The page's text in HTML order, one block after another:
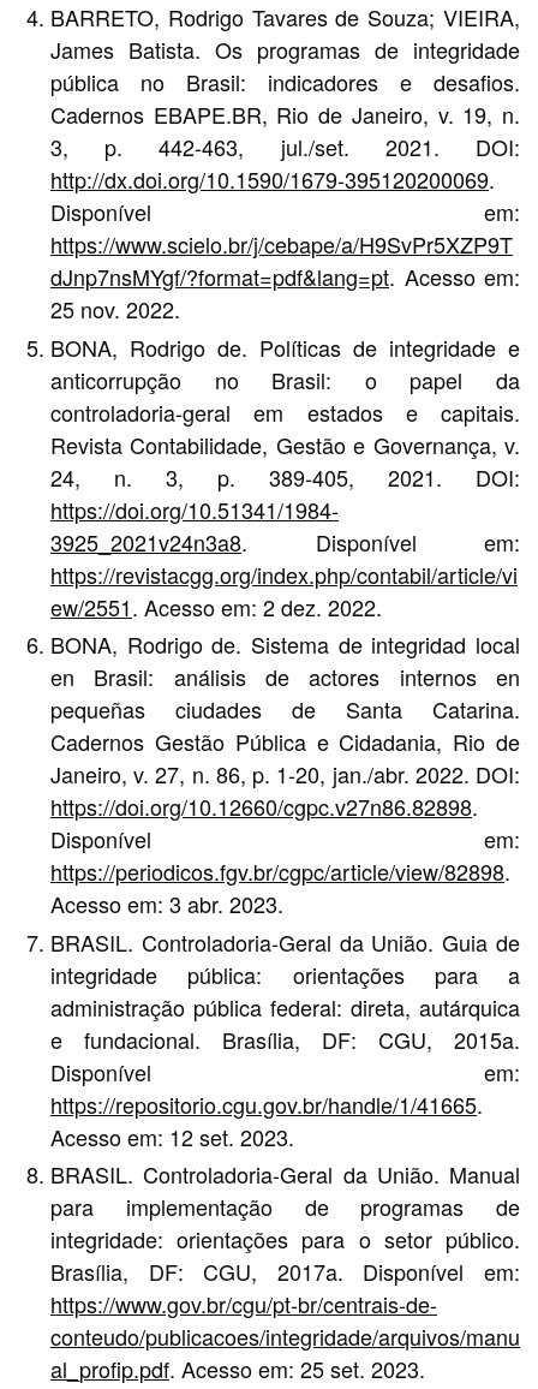
BARRETO, Rodrigo Tavares de Souza; VIEIRA,
James Batista. Os programas de integridade
pública no Brasil: indicadores e desafios.
Cadernos EBAPE.BR, Rio de Janeiro, v. 19, n.
3, p. 442-463, jul./set. 2021. DOI:
http://dx.doi.org/10.1590/1679-395120200069.
Disponível em:
https://www.scielo.br/j/cebape/a/H9SvPr5XZP9T
dJnp7nsMYgf/?format=pdf&lang=pt. Acesso em:
25 nov. 2022.
BONA, Rodrigo de. Políticas de integridade e
anticorrupção no Brasil: o papel da
controladoria-geral em estados e capitais.
Revista Contabilidade, Gestão e Governança, v.
24, n. 3, p. 389-405, 2021. DOI:
https://doi.org/10.51341/1984-
3925_2021v24n3a8. Disponível em:
https://revistacgg.org/index.php/contabil/article/vi
ew/2551. Acesso em: 2 dez. 2022.
BONA, Rodrigo de. Sistema de integridad local
en Brasil: análisis de actores internos en
pequeñas ciudades de Santa Catarina.
Cadernos Gestão Pública e Cidadania, Rio de
Janeiro, v. 27, n. 86, p. 1-20, jan./abr. 2022. DOI:
https://doi.org/10.12660/cgpc.v27n86.82898.
Disponível em:
https://periodicos.fgv.br/cgpc/article/view/82898.
Acesso em: 3 abr. 2023.
BRASIL. Controladoria-Geral da União. Guia de
integridade pública: orientações para a
administração pública federal: direta, autárquica
e fundacional. Brasília, DF: CGU, 2015a.
Disponível em:
https://repositorio.cgu.gov.br/handle/1/41665.
Acesso em: 12 set. 2023.
BRASIL. Controladoria-Geral da União. Manual
para implementação de programas de
integridade: orientações para o setor público.
Brasília, DF: CGU, 2017a. Disponível em:
https://www.gov.br/cgu/pt-br/centrais-de-
conteudo/publicacoes/integridade/arquivos/manu
al_profip.pdf. Acesso em: 25 set. 2023.